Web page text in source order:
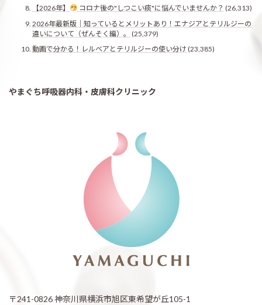
【2026年】
コロナ後の"しつこい痰"に悩んでいませんか？ (26,313)
2026年最新版｜知っているとメリットあり！エナジアとテリルジーの
違いについて（ぜんそく編）。
(25,379)
動画で分かる！レルベアとテリルジーの使い分け (23,385)
やまぐち呼吸器内科・皮膚科クリニック
〒241-0826 神奈川県横浜市旭区東希望が丘105-1